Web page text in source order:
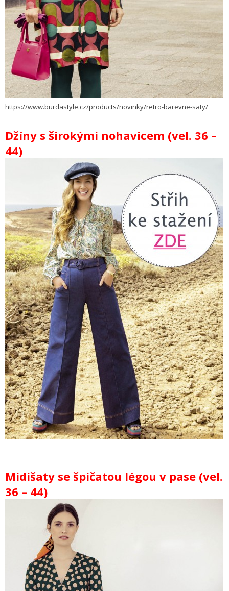
https://www.burdastyle.cz/products/novinky/retro-barevne-saty/
Džíny s širokými nohavicem (vel. 36 –
44)
Midišaty se špičatou légou v pase (vel.
36 – 44)